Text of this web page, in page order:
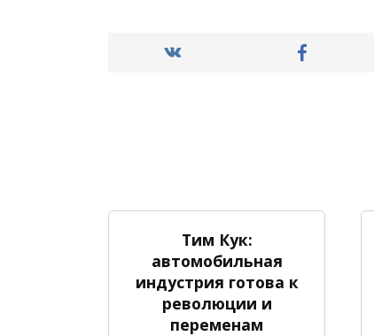
Тим Кук:
автомобильная
индустрия готова к
революции и
переменам